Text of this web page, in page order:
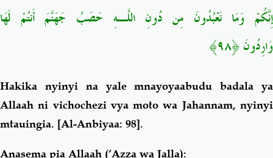
إِنَّكُمْ وَمَا تَعْبُدُونَ مِن دُونِ اللَّـهِ حَصَبُ جَهَنَّمَ أَنتُمْ لَهَا
وَارِدُونَ ﴿٩٨﴾
Hakika nyinyi na yale mnayoyaabudu badala ya
Allaah ni vichochezi vya moto wa Jahannam, nyinyi
mtauingia. [Al-Anbiyaa: 98].
Anasema pia Allaah (‘Azza wa Jalla):